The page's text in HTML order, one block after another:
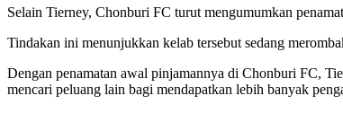
Selain Tierney, Chonburi FC turut mengumumkan
Tindakan ini menunjukkan kelab tersebut sedang
Dengan penamatan awal pinjamannya di Chonburi FC,
mencari peluang lain bagi mendapatkan lebih banyak